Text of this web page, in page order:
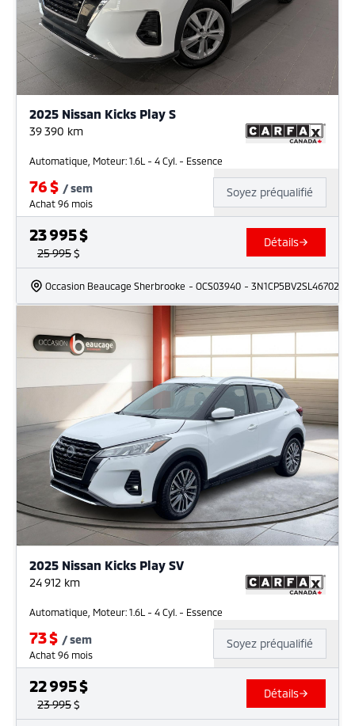
2025 Nissan Kicks Play S
39 390 km
Automatique, Moteur: 1.6L - 4 Cyl. - Essence
76$ /sem
Achat 96 mois
Soyez préqualifié
23 995$
25 995$
Détails
Occasion Beaucage Sherbrooke - OCS03940 - 3N1CP5BV2SL467024
2025 Nissan Kicks Play SV
24 912 km
Automatique, Moteur: 1.6L - 4 Cyl. - Essence
73$ /sem
Achat 96 mois
Soyez préqualifié
22 995$
23 995$
Détails